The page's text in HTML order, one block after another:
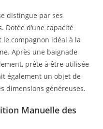
distingue par ses
d’une capacité
le compagnon idéal à la
Après une baignade
prête à être utilisée
également un objet de
dimensions généreuses.
Manuelle des